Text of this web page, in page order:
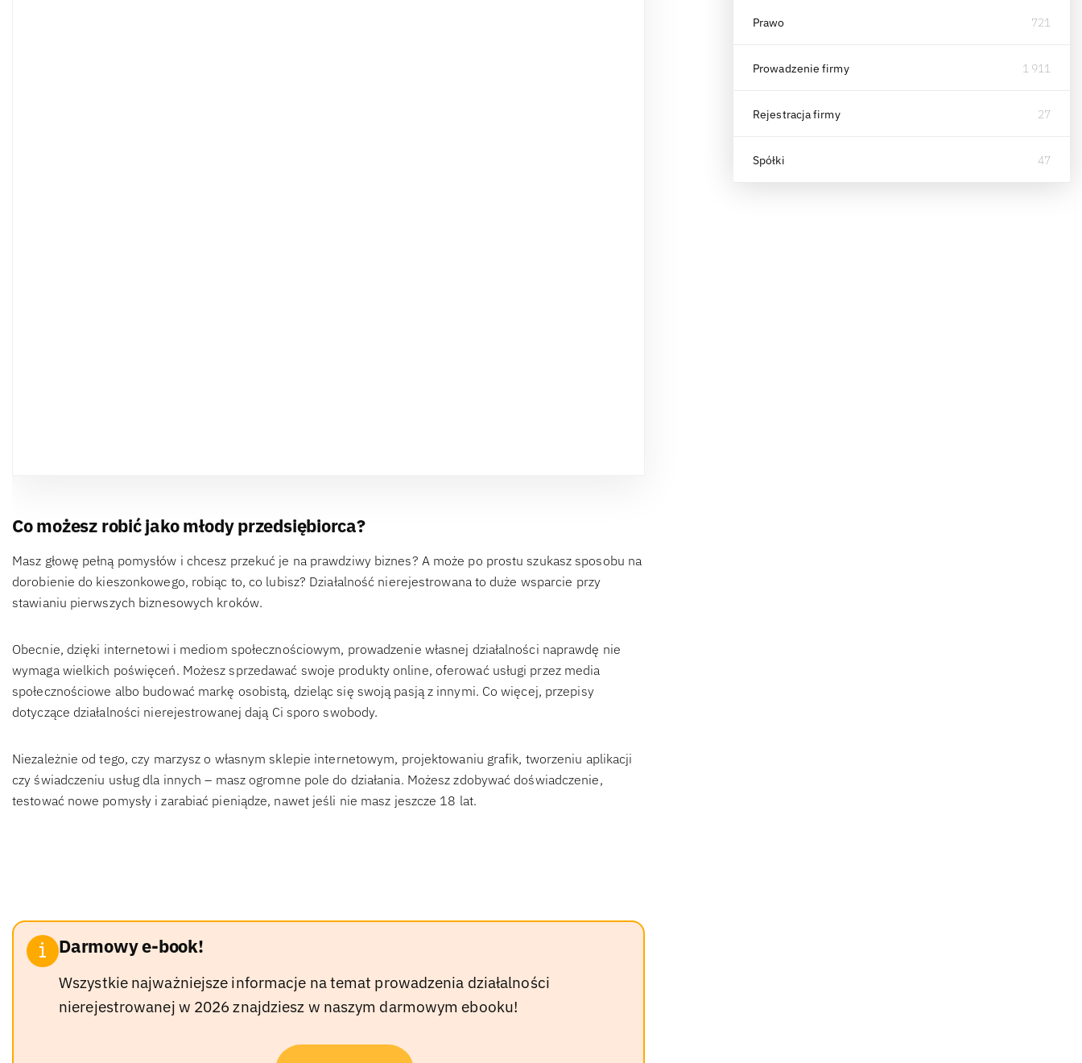
Co możesz robić jako młody przedsiębiorca?
Masz głowę pełną pomysłów i chcesz przekuć je na prawdziwy biznes? A może po prostu szukasz sposobu na
dorobienie do kieszonkowego, robiąc to, co lubisz? Działalność nierejestrowana to duże wsparcie przy
stawianiu pierwszych biznesowych kroków.
Obecnie, dzięki internetowi i mediom społecznościowym, prowadzenie własnej działalności naprawdę nie
wymaga wielkich poświęceń. Możesz sprzedawać swoje produkty online, oferować usługi przez media
społecznościowe albo budować markę osobistą, dzieląc się swoją pasją z innymi. Co więcej, przepisy
dotyczące działalności nierejestrowanej dają Ci sporo swobody.
Niezależnie od tego, czy marzysz o własnym sklepie internetowym, projektowaniu grafik, tworzeniu aplikacji
czy świadczeniu usług dla innych – masz ogromne pole do działania. Możesz zdobywać doświadczenie,
testować nowe pomysły i zarabiać pieniądze, nawet jeśli nie masz jeszcze 18 lat.
Darmowy e-book!
Wszystkie najważniejsze informacje na temat prowadzenia działalności
nierejestrowanej w 2026 znajdziesz w naszym darmowym ebooku!
Prawo 721
Prowadzenie firmy 1 911
Rejestracja firmy 27
Spółki 47